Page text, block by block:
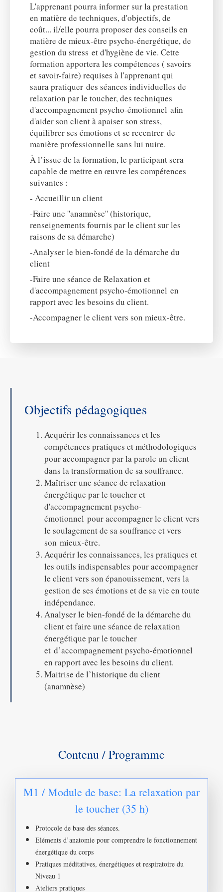
L'apprenant pourra informer sur la prestation
en matière de techniques, d'objectifs, de
coût... il/elle pourra proposer des conseils en
matière de mieux-être psycho-énergétique, de
gestion du stress et d'hygiène de vie. Cette
formation apportera les compétences ( savoirs
et savoir-faire) requises à l'apprenant qui
saura pratiquer des séances individuelles de
relaxation par le toucher, des techniques
d'accompagnement psycho-émotionnel afin
d'aider son client à apaiser son stress,
équilibrer ses émotions et se recentrer de
manière professionnelle sans lui nuire.
À l’issue de la formation, le participant sera
capable de mettre en œuvre les compétences
suivantes :
- Accueillir un client
-Faire une ''anamnèse'' (historique,
renseignements fournis par le client sur les
raisons de sa démarche)
-Analyser le bien-fondé de la démarche du
client
-Faire une séance de Relaxation et
d'accompagnement psycho-émotionnel en
rapport avec les besoins du client.
-Accompagner le client vers son mieux-être.
Objectifs pédagogiques
Acquérir les connaissances et les
compétences pratiques et méthodologiques
pour accompagner par la parole un client
dans la transformation de sa souffrance.
Maîtriser une séance de relaxation
énergétique par le toucher et
d'accompagnement psycho-
émotionnel pour accompagner le client vers
le soulagement de sa souffrance et vers
son mieux-être.
Acquérir les connaissances, les pratiques et
les outils indispensables pour accompagner
le client vers son épanouissement, vers la
gestion de ses émotions et de sa vie en toute
indépendance.
Analyser le bien-fondé de la démarche du
client et faire une séance de relaxation
énergétique par le toucher
et d’accompagnement psycho-émotionnel
en rapport avec les besoins du client.
Maitrise de l’historique du client
(anamnèse)
Contenu / Programme
M1 / Module de base: La relaxation par
le toucher (35 h)
Protocole de base des séances.
Eléments d’anatomie pour comprendre le fonctionnement
énergétique du corps
Pratiques méditatives, énergétiques et respiratoire du
Niveau 1
Ateliers pratiques